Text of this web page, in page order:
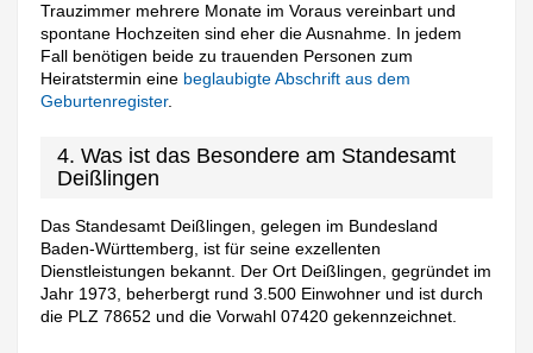
Trauzimmer mehrere Monate im Voraus vereinbart und
spontane Hochzeiten sind eher die Ausnahme. In jedem
Fall benötigen beide zu trauenden Personen zum
Heiratstermin eine beglaubigte Abschrift aus dem
Geburtenregister.
4. Was ist das Besondere am Standesamt
Deißlingen
Das Standesamt Deißlingen, gelegen im Bundesland
Baden-Württemberg, ist für seine exzellenten
Dienstleistungen bekannt. Der Ort Deißlingen, gegründet im
Jahr 1973, beherbergt rund 3.500 Einwohner und ist durch
die PLZ 78652 und die Vorwahl 07420 gekennzeichnet.